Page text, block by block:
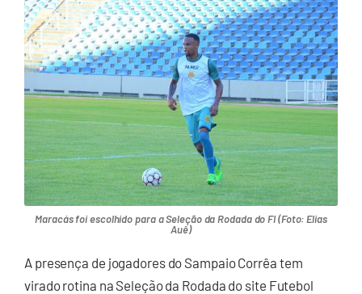
Maracás foi escolhido para a Seleção da Rodada do FI (Foto: Elias
Auê)
A presença de jogadores do Sampaio Corrêa tem
virado rotina na Seleção da Rodada do site Futebol